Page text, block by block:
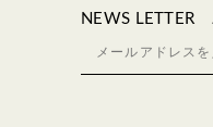
NEWS LETTER